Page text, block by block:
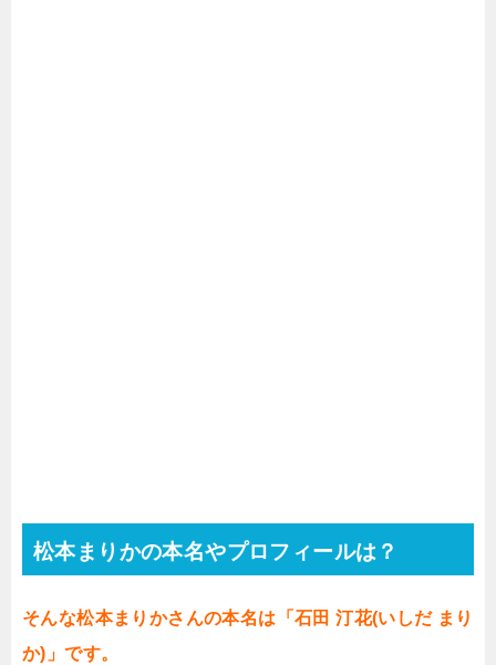
松本まりかの本名やプロフィールは？
そんな松本まりかさんの本名は「石田 汀花(いしだ まり
か)」です。